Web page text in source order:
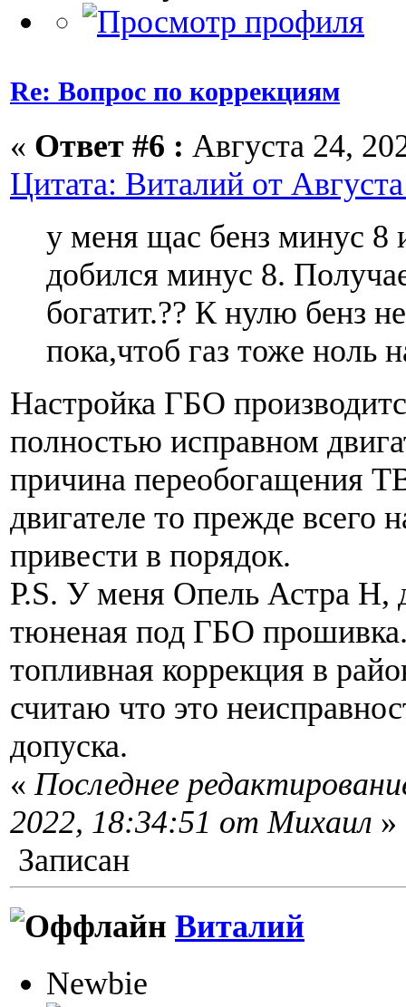
Re: Вопрос по коррекциям
« Ответ #6 : Августа 24,
Цитата: Виталий от
у меня щас бенз минус 8
добился минус 8.
богатит.?? К нулю бенз
пока,чтоб газ тоже ноль
Настройка ГБО
полностью исправном
причина переобогащения
двигателе то прежде всего
привести в порядок.
Р.S. У меня Опель Астра H,
тюненая под ГБО
топливная коррекция в
считаю что это
допуска.
« Последнее
2022, 18:34:51 от Михаил »
Записан
Виталий
Newbie